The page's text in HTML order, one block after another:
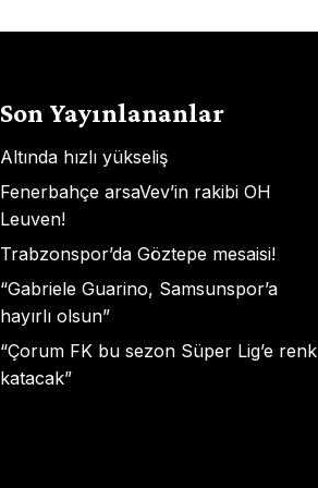
Son Yayınlananlar
Altında hızlı yükseliş
Fenerbahçe arsaVev’in rakibi OH
Leuven!
Trabzonspor’da Göztepe mesaisi!
“Gabriele Guarino, Samsunspor’a
hayırlı olsun”
“Çorum FK bu sezon Süper Lig’e renk
katacak”